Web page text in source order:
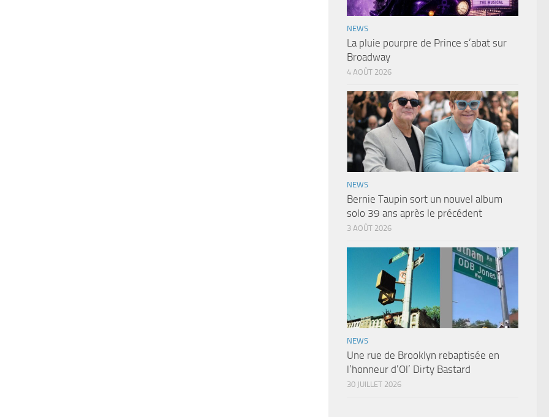
NEWS
La pluie pourpre de Prince s’abat sur
Broadway
4 AOÛT 2026
NEWS
Bernie Taupin sort un nouvel album
solo 39 ans après le précédent
3 AOÛT 2026
NEWS
Une rue de Brooklyn rebaptisée en
l’honneur d’Ol’ Dirty Bastard
30 JUILLET 2026